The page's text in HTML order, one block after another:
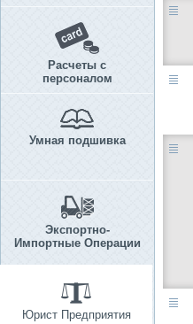
Расчеты с
персоналом
Умная подшивка
Экспортно-
Импортные Операции
Юрист Предприятия